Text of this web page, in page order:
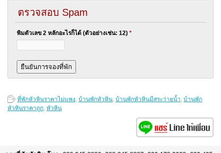
ตรวจสอบ Spam
พิมตัวเลข 2 หลักอะไรก็ได้ (ตัวอย่างเช่น: 12) *
ที่พักหัวหินราคาไม่แพง, บ้านพักหัวหิน, บ้านพักหัวหินมีสระว่ายน้ำ, บ้านพัก
หัวหินราคาถูก, หัวหิน